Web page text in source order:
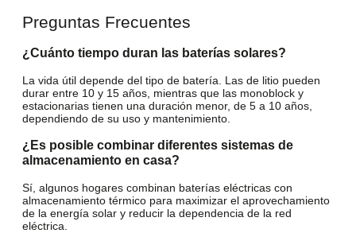
Preguntas Frecuentes
¿Cuánto tiempo duran las baterías solares?
La vida útil depende del tipo de batería. Las de litio pueden
durar entre 10 y 15 años, mientras que las monoblock y
estacionarias tienen una duración menor, de 5 a 10 años,
dependiendo de su uso y mantenimiento.
¿Es posible combinar diferentes sistemas de
almacenamiento en casa?
Sí, algunos hogares combinan baterías eléctricas con
almacenamiento térmico para maximizar el aprovechamiento
de la energía solar y reducir la dependencia de la red
eléctrica.